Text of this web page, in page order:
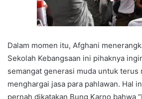
Dalam momen itu, Afghani
Sekolah Kebangsaan ini pihaknya
semangat generasi muda untuk terus
menghargai jasa para pahlawan. Hal
pernah dikatakan Bung Karno bahwa